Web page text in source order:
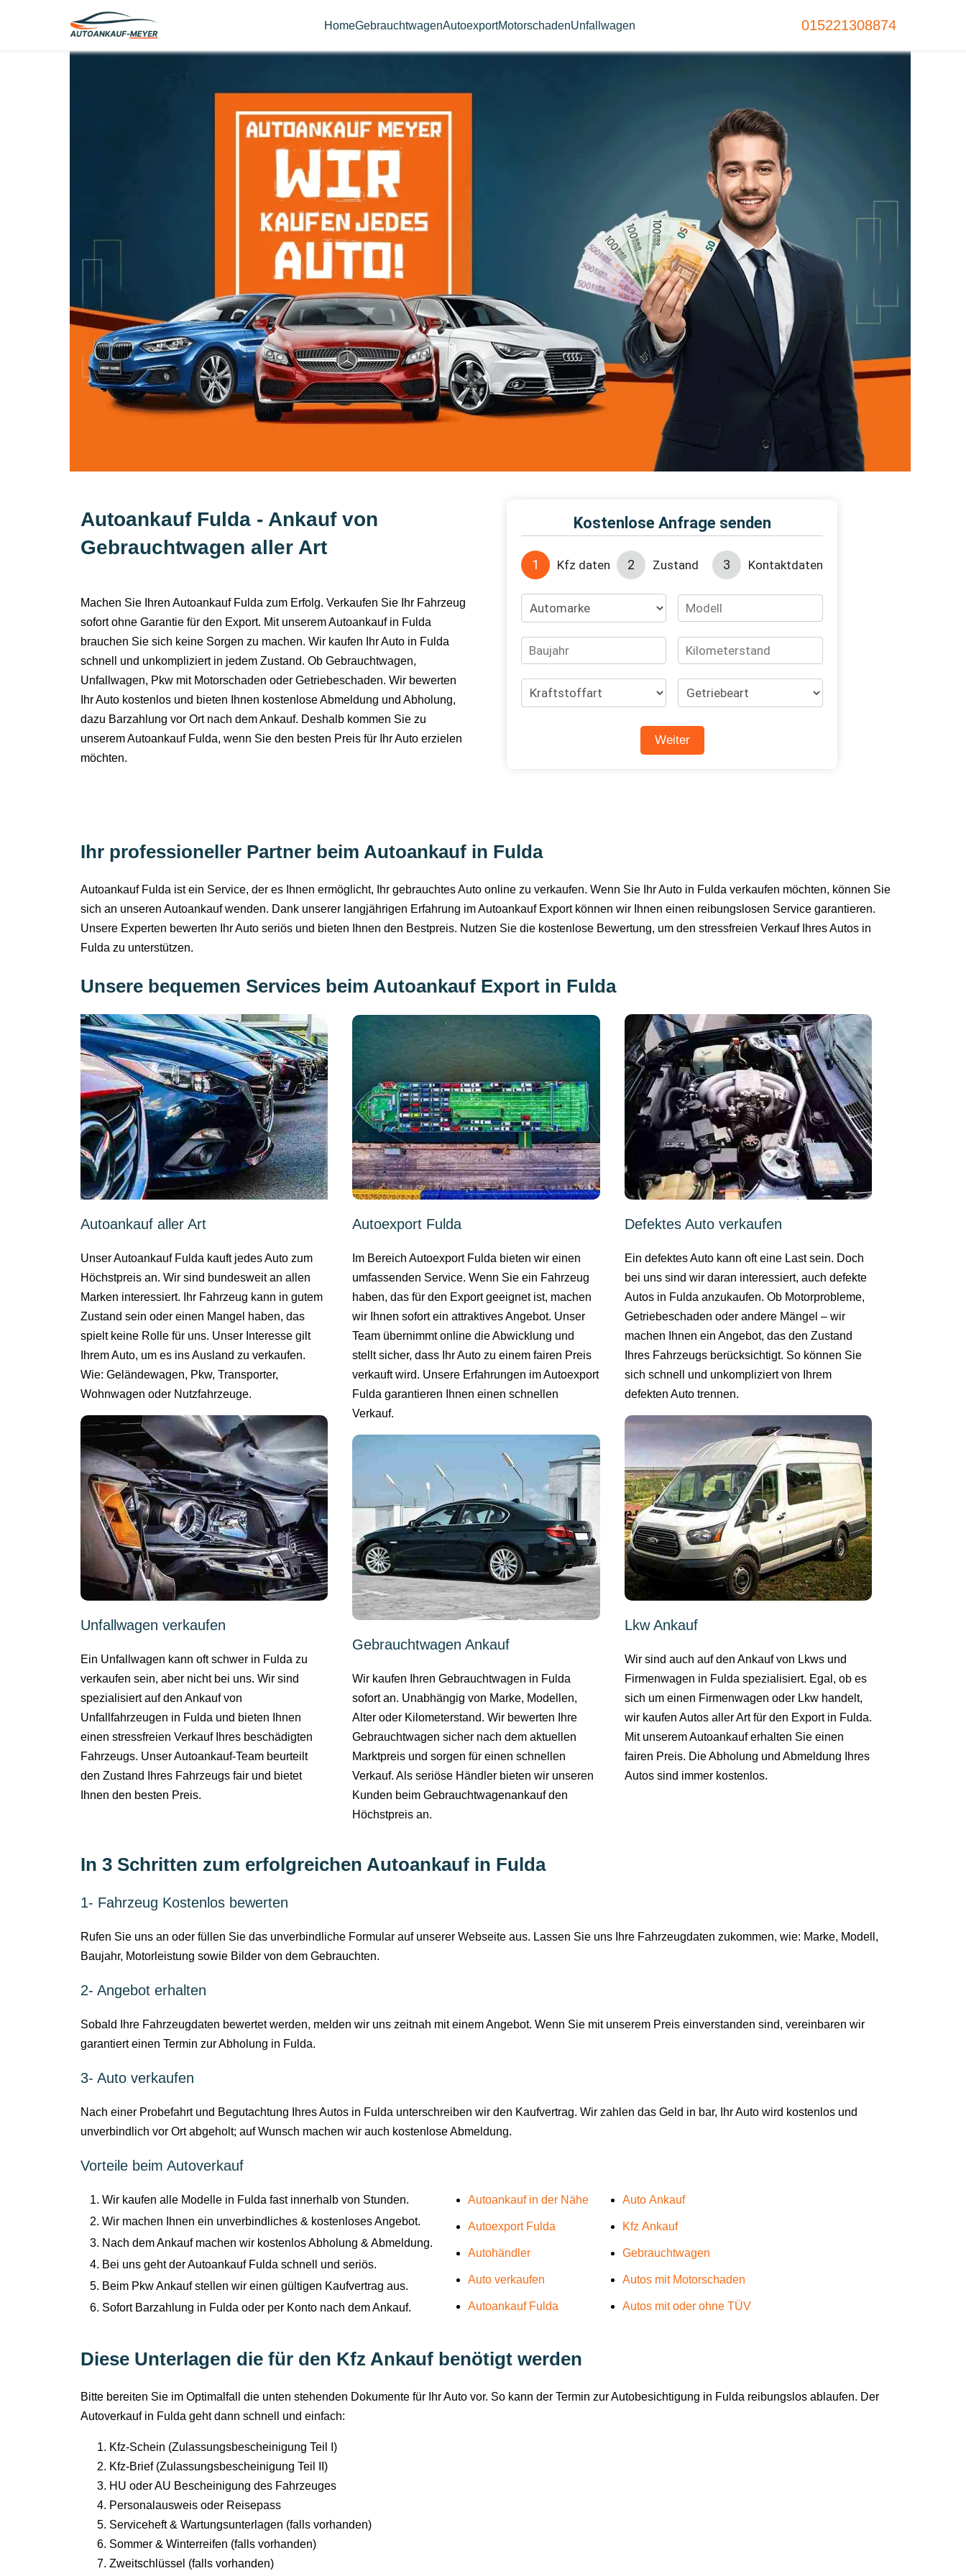
HomeGebrauchtwagenAutoexportMotorschadenUnfallwagen 015221308874
Autoankauf Fulda - Ankauf von
Gebrauchtwagen aller Art
Machen Sie Ihren Autoankauf Fulda zum Erfolg. Verkaufen Sie Ihr Fahrzeug
sofort ohne Garantie für den Export. Mit unserem Autoankauf in Fulda
brauchen Sie sich keine Sorgen zu machen. Wir kaufen Ihr Auto in Fulda
schnell und unkompliziert in jedem Zustand. Ob Gebrauchtwagen,
Unfallwagen, Pkw mit Motorschaden oder Getriebeschaden. Wir bewerten
Ihr Auto kostenlos und bieten Ihnen kostenlose Abmeldung und Abholung,
dazu Barzahlung vor Ort nach dem Ankauf. Deshalb kommen Sie zu
unserem Autoankauf Fulda, wenn Sie den besten Preis für Ihr Auto erzielen
möchten.
Ihr professioneller Partner beim Autoankauf in Fulda
Autoankauf Fulda ist ein Service, der es Ihnen ermöglicht, Ihr gebrauchtes Auto online zu verkaufen. Wenn Sie Ihr Auto in Fulda verkaufen möchten, können Sie
sich an unseren Autoankauf wenden. Dank unserer langjährigen Erfahrung im Autoankauf Export können wir Ihnen einen reibungslosen Service garantieren.
Unsere Experten bewerten Ihr Auto seriös und bieten Ihnen den Bestpreis. Nutzen Sie die kostenlose Bewertung, um den stressfreien Verkauf Ihres Autos in
Fulda zu unterstützen.
Unsere bequemen Services beim Autoankauf Export in Fulda
Autoankauf aller Art
Unser Autoankauf Fulda kauft jedes Auto zum
Höchstpreis an. Wir sind bundesweit an allen
Marken interessiert. Ihr Fahrzeug kann in gutem
Zustand sein oder einen Mangel haben, das
spielt keine Rolle für uns. Unser Interesse gilt
Ihrem Auto, um es ins Ausland zu verkaufen.
Wie: Geländewagen, Pkw, Transporter,
Wohnwagen oder Nutzfahrzeuge.
Unfallwagen verkaufen
Ein Unfallwagen kann oft schwer in Fulda zu
verkaufen sein, aber nicht bei uns. Wir sind
spezialisiert auf den Ankauf von
Unfallfahrzeugen in Fulda und bieten Ihnen
einen stressfreien Verkauf Ihres beschädigten
Fahrzeugs. Unser Autoankauf-Team beurteilt
den Zustand Ihres Fahrzeugs fair und bietet
Ihnen den besten Preis.
Autoexport Fulda
Im Bereich Autoexport Fulda bieten wir einen
umfassenden Service. Wenn Sie ein Fahrzeug
haben, das für den Export geeignet ist, machen
wir Ihnen sofort ein attraktives Angebot. Unser
Team übernimmt online die Abwicklung und
stellt sicher, dass Ihr Auto zu einem fairen Preis
verkauft wird. Unsere Erfahrungen im Autoexport
Fulda garantieren Ihnen einen schnellen
Verkauf.
Gebrauchtwagen Ankauf
Wir kaufen Ihren Gebrauchtwagen in Fulda
sofort an. Unabhängig von Marke, Modellen,
Alter oder Kilometerstand. Wir bewerten Ihre
Gebrauchtwagen sicher nach dem aktuellen
Marktpreis und sorgen für einen schnellen
Verkauf. Als seriöse Händler bieten wir unseren
Kunden beim Gebrauchtwagenankauf den
Höchstpreis an.
Defektes Auto verkaufen
Ein defektes Auto kann oft eine Last sein. Doch
bei uns sind wir daran interessiert, auch defekte
Autos in Fulda anzukaufen. Ob Motorprobleme,
Getriebeschaden oder andere Mängel – wir
machen Ihnen ein Angebot, das den Zustand
Ihres Fahrzeugs berücksichtigt. So können Sie
sich schnell und unkompliziert von Ihrem
defekten Auto trennen.
Lkw Ankauf
Wir sind auch auf den Ankauf von Lkws und
Firmenwagen in Fulda spezialisiert. Egal, ob es
sich um einen Firmenwagen oder Lkw handelt,
wir kaufen Autos aller Art für den Export in Fulda.
Mit unserem Autoankauf erhalten Sie einen
fairen Preis. Die Abholung und Abmeldung Ihres
Autos sind immer kostenlos.
In 3 Schritten zum erfolgreichen Autoankauf in Fulda
1- Fahrzeug Kostenlos bewerten
Rufen Sie uns an oder füllen Sie das unverbindliche Formular auf unserer Webseite aus. Lassen Sie uns Ihre Fahrzeugdaten zukommen, wie: Marke, Modell,
Baujahr, Motorleistung sowie Bilder von dem Gebrauchten.
2- Angebot erhalten
Sobald Ihre Fahrzeugdaten bewertet werden, melden wir uns zeitnah mit einem Angebot. Wenn Sie mit unserem Preis einverstanden sind, vereinbaren wir
garantiert einen Termin zur Abholung in Fulda.
3- Auto verkaufen
Nach einer Probefahrt und Begutachtung Ihres Autos in Fulda unterschreiben wir den Kaufvertrag. Wir zahlen das Geld in bar, Ihr Auto wird kostenlos und
unverbindlich vor Ort abgeholt; auf Wunsch machen wir auch kostenlose Abmeldung.
Vorteile beim Autoverkauf
Wir kaufen alle Modelle in Fulda fast innerhalb von Stunden.
Wir machen Ihnen ein unverbindliches & kostenloses Angebot.
Nach dem Ankauf machen wir kostenlos Abholung & Abmeldung.
Bei uns geht der Autoankauf Fulda schnell und seriös.
Beim Pkw Ankauf stellen wir einen gültigen Kaufvertrag aus.
Sofort Barzahlung in Fulda oder per Konto nach dem Ankauf.
Autoankauf in der Nähe
Autoexport Fulda
Autohändler
Auto verkaufen
Autoankauf Fulda
Auto Ankauf
Kfz Ankauf
Gebrauchtwagen
Autos mit Motorschaden
Autos mit oder ohne TÜV
Diese Unterlagen die für den Kfz Ankauf benötigt werden
Bitte bereiten Sie im Optimalfall die unten stehenden Dokumente für Ihr Auto vor. So kann der Termin zur Autobesichtigung in Fulda reibungslos ablaufen. Der
Autoverkauf in Fulda geht dann schnell und einfach:
Kfz-Schein (Zulassungsbescheinigung Teil I)
Kfz-Brief (Zulassungsbescheinigung Teil II)
HU oder AU Bescheinigung des Fahrzeuges
Personalausweis oder Reisepass
Serviceheft & Wartungsunterlagen (falls vorhanden)
Sommer & Winterreifen (falls vorhanden)
Zweitschlüssel (falls vorhanden)